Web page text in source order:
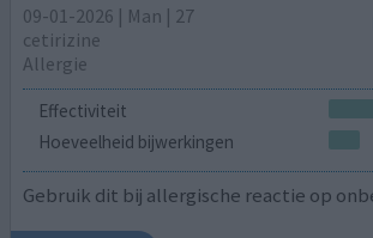
09-01-2026 | Man | 27
cetirizine
Allergie
Effectiviteit
Hoeveelheid bijwerkingen
Gebruik dit bij allergische reactie op